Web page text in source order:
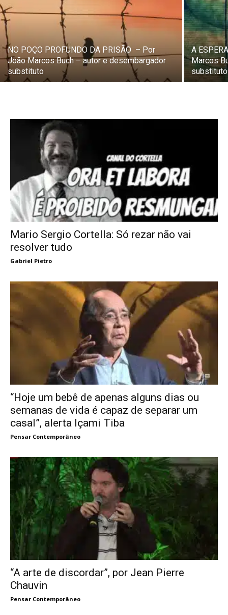
NO POÇO PROFUNDO DA PRISÃO – Por
João Marcos Buch – autor e desembargador
substituto
A
Marcos
substituto
Mario Sergio Cortella: Só rezar não vai
resolver tudo
Gabriel Pietro
“Hoje um bebê de apenas alguns dias ou
semanas de vida é capaz de separar um
casal”, alerta Içami Tiba
Pensar Contemporâneo
“A arte de discordar”, por Jean Pierre
Chauvin
Pensar Contemporâneo